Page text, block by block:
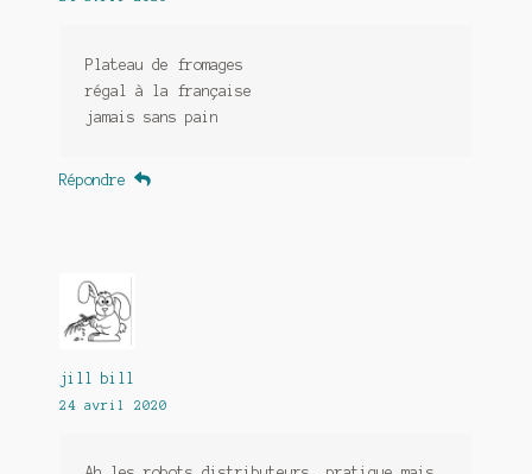
Plateau de fromages
régal à la française
jamais sans pain
Répondre
jill bill
24 avril 2020